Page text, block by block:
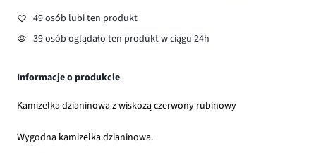
49 osób lubi ten produkt
39 osób oglądało ten produkt w ciągu 24h
Informacje o produkcie
Kamizelka dzianinowa z wiskozą czerwony rubinowy
Wygodna kamizelka dzianinowa.